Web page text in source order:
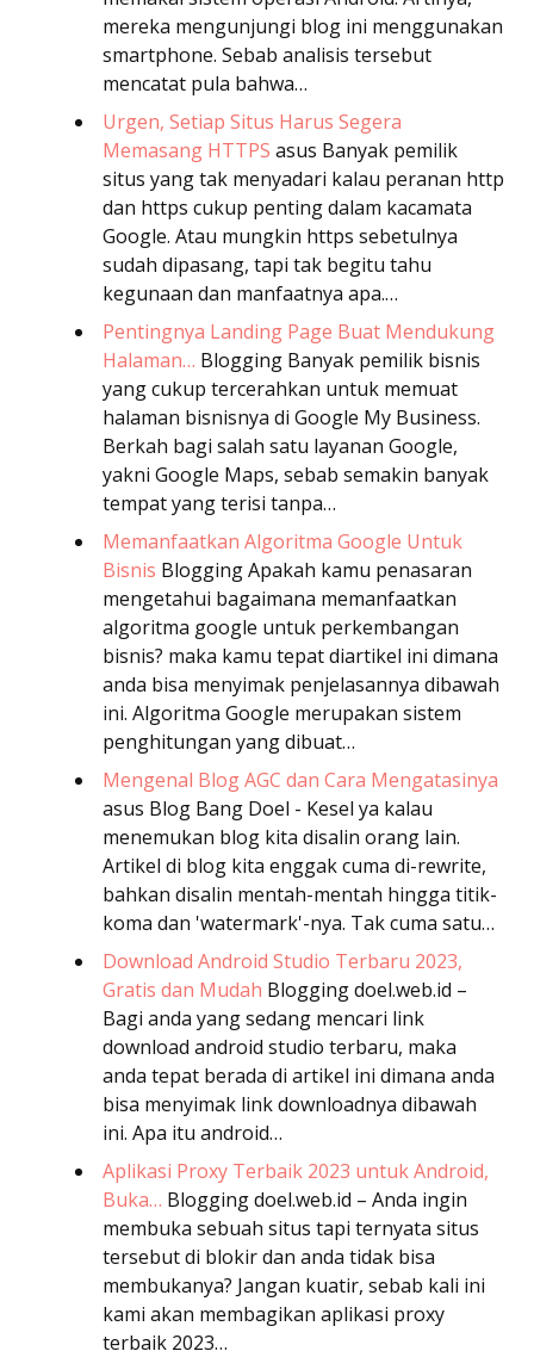
mereka mengunjungi blog ini menggunakan
smartphone. Sebab analisis tersebut
mencatat pula bahwa…
Urgen, Setiap Situs Harus Segera
Memasang HTTPS asus Banyak pemilik
situs yang tak menyadari kalau peranan http
dan https cukup penting dalam kacamata
Google. Atau mungkin https sebetulnya
sudah dipasang, tapi tak begitu tahu
kegunaan dan manfaatnya apa.…
Pentingnya Landing Page Buat Mendukung
Halaman… Blogging Banyak pemilik bisnis
yang cukup tercerahkan untuk memuat
halaman bisnisnya di Google My Business.
Berkah bagi salah satu layanan Google,
yakni Google Maps, sebab semakin banyak
tempat yang terisi tanpa…
Memanfaatkan Algoritma Google Untuk
Bisnis BloggingApakah kamu penasaran
mengetahui bagaimana memanfaatkan
algoritma google untuk perkembangan
bisnis? maka kamu tepat diartikel ini dimana
anda bisa menyimak penjelasannya dibawah
ini. Algoritma Google merupakan sistem
penghitungan yang dibuat…
Mengenal Blog AGC dan Cara Mengatasinya
asus Blog Bang Doel - Kesel ya kalau
menemukan blog kita disalin orang lain.
Artikel di blog kita enggak cuma di-rewrite,
bahkan disalin mentah-mentah hingga titik-
koma dan 'watermark'-nya. Tak cuma satu…
Download Android Studio Terbaru 2023,
Gratis dan Mudah Bloggingdoel.web.id –
Bagi anda yang sedang mencari link
download android studio terbaru, maka
anda tepat berada di artikel ini dimana anda
bisa menyimak link downloadnya dibawah
ini. Apa itu android…
Aplikasi Proxy Terbaik 2023 untuk Android,
Buka… Bloggingdoel.web.id – Anda ingin
membuka sebuah situs tapi ternyata situs
tersebut di blokir dan anda tidak bisa
membukanya? Jangan kuatir, sebab kali ini
kami akan membagikan aplikasi proxy
terbaik 2023…